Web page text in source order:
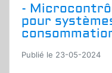
-
pour
Publié le 23-05-2024